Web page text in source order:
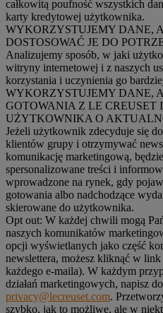
całkowitą poufność wszystkich
karty kredytowej użytkownika.
WYKORZYSTUJEMY DANE,
DOSTOSOWAĆ JE DO
Analizujemy sposób, w jaki
witryny internetowej i z naszych
korzystania i uczynienia go
WYKORZYSTUJEMY DANE,
GOTOWANIA Z LE CREUSET
UŻYTKOWNIKA O
Jeżeli użytkownik zdecyduje się
klientów grupy i otrzymywać
komunikację marketingową,
spersonalizowane treści i
wprowadzone na rynek, gdy
gotowania albo nadchodzące
skierowane do użytkownika.
Opt out: W każdej chwili mogą
naszych komunikatów
opcji wyświetlanych jako część
newslettera, możesz kliknąć w
każdego e-maila). W każdym
działań marketingowych, napisz
privacy@lecreuset.com.
szybko, jak to możliwe, ale w